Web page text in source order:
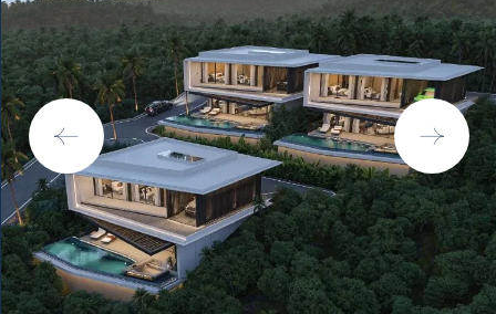
Согласен с
по обработке